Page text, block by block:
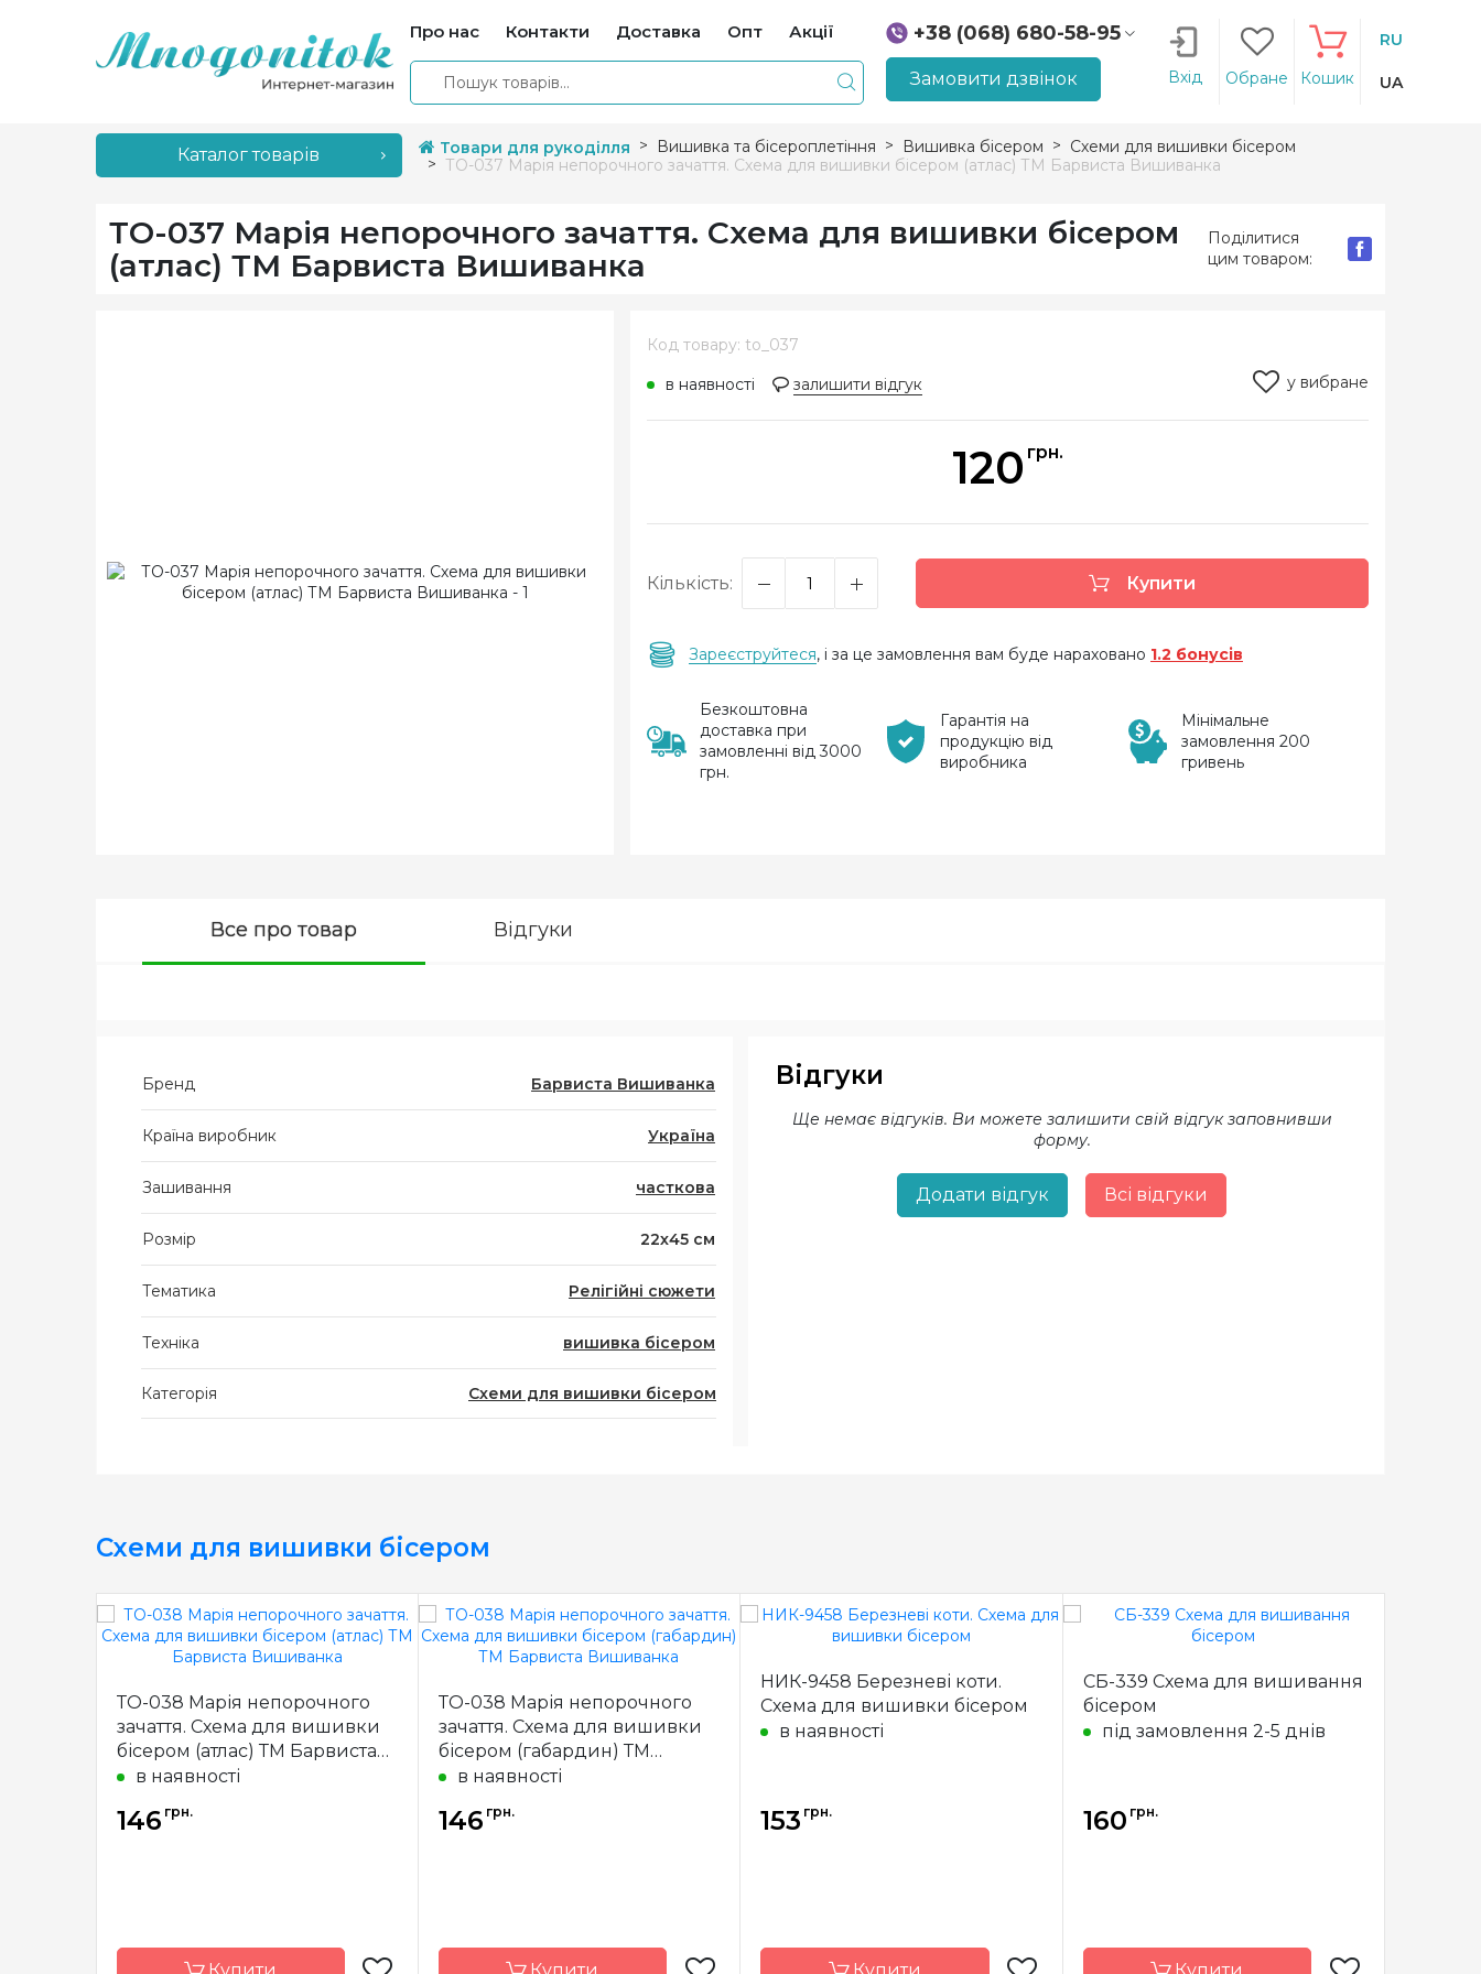
Про нас Контакти Доставка Опт Акції
+38 (068) 680-58-95
+38 (066) 207-14-90
Замовити дзвінок Вхід Обране Кошик
RU
UA
Каталог товарів Товари для рукоділля Вишивка та бісероплетіння Вишивка бісером
Схеми для вишивки бісером
ТО-037 Марія непорочного зачаття. Схема для вишивки бісером (атлас) ТМ Барвиста Вишиванка
ТО-037 Марія непорочного зачаття. Схема для вишивки бісером
(атлас) ТМ Барвиста Вишиванка
Поділитися
цим товаром:
Код товару: to_037
в наявності
залишити відгук у вибране
120 грн.
Кількість: Купити
Зареєструйтеся, і за це замовлення вам буде нараховано 1.2 бонусів
Безкоштовна
доставка при
замовленні від 3000
грн.
Гарантія на
продукцію від
виробника
Мінімальне
замовлення 200
гривень
Все про товар Відгуки
Бренд Барвиста Вишиванка
Країна виробник Україна
Зашивання часткова
Розмір 22х45 см
Тематика Релігійні сюжети
Техніка вишивка бісером
Категорія Схеми для вишивки бісером
Відгуки
Ще немає відгуків. Ви можете залишити свій відгук заповнивши
форму.
Додати відгук Всі відгуки
Схеми для вишивки бісером
ТО-038 Марія непорочного
зачаття. Схема для вишивки
бісером (атлас) ТМ Барвиста
Вишиванка
в наявності
146 грн.
ТО-038 Марія непорочного
зачаття. Схема для вишивки
бісером (габардин) ТМ
Барвиста Вишиванка
в наявності
146 грн.
НИК-9458 Березневі коти.
Схема для вишивки бісером
в наявності
153 грн.
СБ-339 Схема для вишивання
бісером
під замовлення 2-5 днів
160 грн.